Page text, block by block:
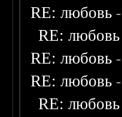
RE: любовь
RE: любовь
RE: любовь
RE: любовь
RE: любовь